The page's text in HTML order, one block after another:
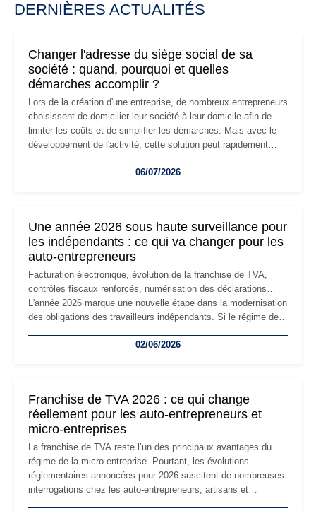
DERNIÈRES ACTUALITÉS
Changer l'adresse du siège social de sa
société : quand, pourquoi et quelles
démarches accomplir ?
Lors de la création d'une entreprise, de nombreux entrepreneurs
choisissent de domicilier leur société à leur domicile afin de
limiter les coûts et de simplifier les démarches. Mais avec le
développement de l'activité, cette solution peut rapidement
professionnels, recrutement, image de marque… Le
06/07/2026
Une année 2026 sous haute surveillance pour
les indépendants : ce qui va changer pour les
auto-entrepreneurs
Facturation électronique, évolution de la franchise de TVA,
contrôles fiscaux renforcés, numérisation des déclarations…
L'année 2026 marque une nouvelle étape dans la modernisation
des obligations des travailleurs indépendants. Si le régime de
les auto-entrepreneurs devront s'adapter à un environnement
02/06/2026
Franchise de TVA 2026 : ce qui change
réellement pour les auto-entrepreneurs et
micro-entreprises
La franchise de TVA reste l’un des principaux avantages du
régime de la micro-entreprise. Pourtant, les évolutions
réglementaires annoncées pour 2026 suscitent de nombreuses
interrogations chez les auto-entrepreneurs, artisans et